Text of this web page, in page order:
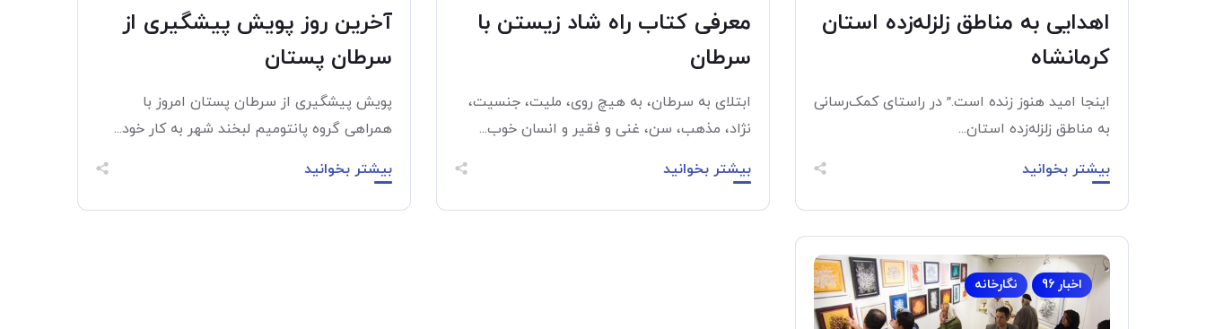
اهدایی به مناطق زلزله‌زده استان
کرمانشاه
اینجا امید هنوز زنده است.” در راستای کمک‌رسانی
به مناطق زلزله‌زده استان...
بیشتر بخوانید
معرفی کتاب راه شاد زیستن با
سرطان
ابتلای به سرطان، به هیچ روی، ملیت، جنسیت،
نژاد، مذهب، سن، غنی و فقیر و انسان خوب...
بیشتر بخوانید
آخرین روز پویش پیشگیری از
سرطان پستان
پویش پیشگیری از سرطان پستان امروز با
همراهی گروه پانتومیم لبخند شهر به کار خود...
بیشتر بخوانید
اخبار 96 نگارخانه